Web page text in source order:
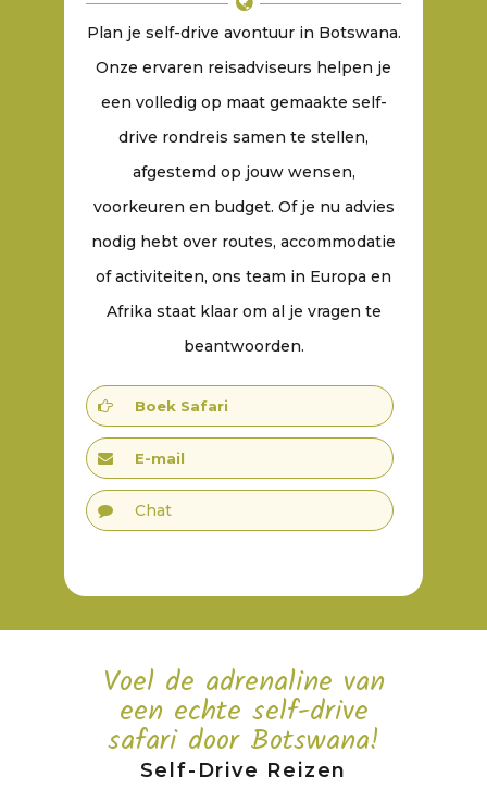
Plan je self-drive avontuur in Botswana.
Onze ervaren reisadviseurs helpen je
een volledig op maat gemaakte self-
drive rondreis samen te stellen,
afgestemd op jouw wensen,
voorkeuren en budget. Of je nu advies
nodig hebt over routes, accommodatie
of activiteiten, ons team in Europa en
Afrika staat klaar om al je vragen te
beantwoorden.
Boek Safari
E-mail
Chat
Voel de adrenaline van
een echte self-drive
safari door Botswana!
Self-Drive Reizen